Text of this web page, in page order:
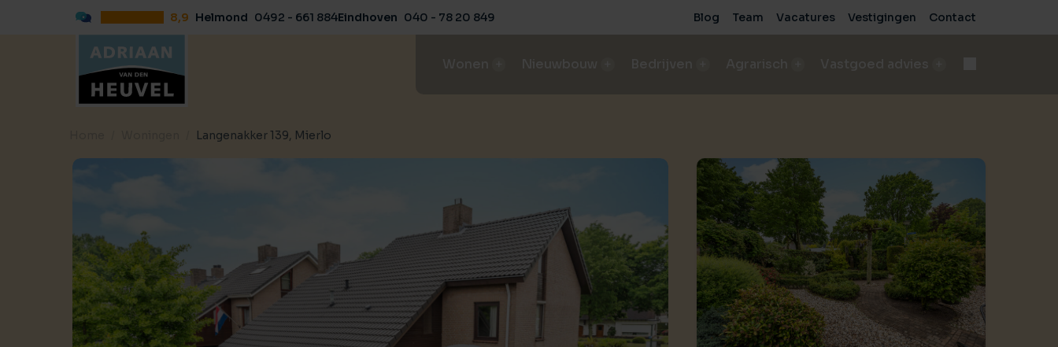
8,9 Helmond 0492 - 661 884Eindhoven 040 - 78 20 849 Blog Team Vacatures Vestigingen Contact
Het beste rendement en condities
Huis kopen
Koop bewust met een aankoopmakelaar
Buitenstate
Landelijk wonen
Huis huren
Weet waar je op moet letten
Deskundig advies van A tot Z
NVM-nieuwbouwspecialist
Expertise in nieuwbouwprojecten, van start tot verkoop
Woningmarktconsultancy
Inzicht en advies voor succesvolle projectontwikkeling
Ons aanbod in bedrijfsobjecten
Bedrijfspand huren / kopen
Vind de perfecte bedrijfsruimte
Bedrijfspand verhuren
Verhuren met succes
Bedrijfspand verkopen
Behaal de beste verkoopresultaten
Herontwikkeling
Transformeer en optimaliseer vastgoed
Ons aanbod A&LV objecten
Agrarisch bedrijf verkopen
Behaal de beste verkoopresultaten
Agrarische grond verkopen
Behaal de beste verkoopresultaten
Agrarische grond kopen/pachten
Begeleiding nodig bij aankoop?
Agrarisch bedrijf kopen
Begeleiding nodig bij aankoop?
Deskundige begeleiding bij complexe processen
Voor bedrijven
Advies voor zakelijke vastgoedprojecten
Voor particulieren
Persoonlijk en onafhankelijk advies
Langenakker 139, Mierlo